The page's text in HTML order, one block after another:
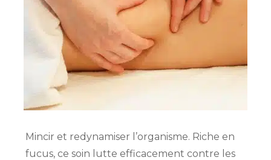
Mincir et redynamiser l’organisme. Riche en
fucus, ce soin lutte efficacement contre les